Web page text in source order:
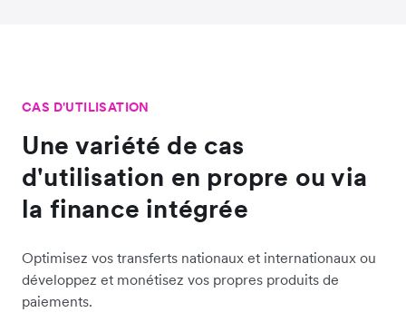
CAS D'UTILISATION
Une variété de cas
d'utilisation en propre ou via
la finance intégrée
Optimisez vos transferts nationaux et internationaux ou
développez et monétisez vos propres produits de
paiements.